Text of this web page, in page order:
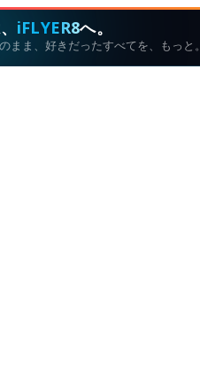
iFLYER8へ。
まま、好きだったすべてを、もっと